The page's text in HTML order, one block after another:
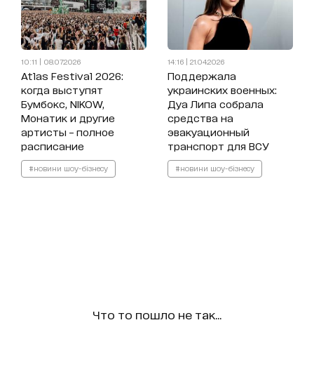
10:11 | 08.07.2026
Atlas Festival 2026:
когда выступят
Бумбокс, NIKOW,
Монатик и другие
артисты – полное
расписание
#новини шоу-бізнесу
14:16 | 21.04.2026
Поддержала
украинских военных:
Дуа Липа собрала
средства на
эвакуационный
транспорт для ВСУ
#новини шоу-бізнесу
Что то пошло не так...